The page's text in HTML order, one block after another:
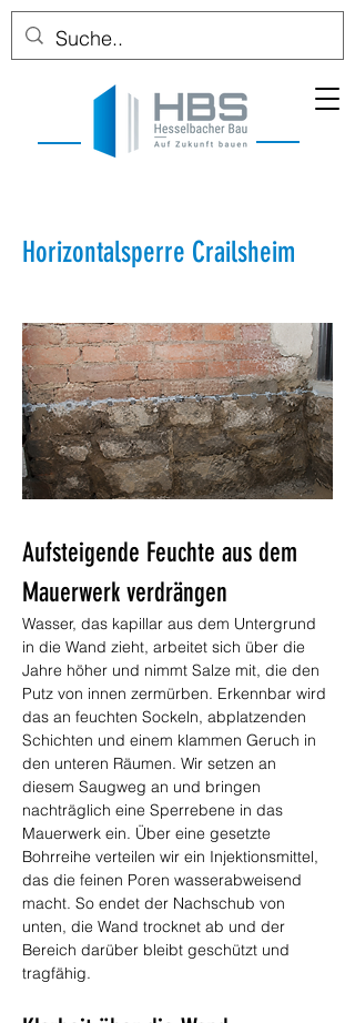
Horizontalsperre Crailsheim
Aufsteigende Feuchte aus dem
Mauerwerk verdrängen
Wasser, das kapillar aus dem Untergrund
in die Wand zieht, arbeitet sich über die
Jahre höher und nimmt Salze mit, die den
Putz von innen zermürben. Erkennbar wird
das an feuchten Sockeln, abplatzenden
Schichten und einem klammen Geruch in
den unteren Räumen. Wir setzen an
diesem Saugweg an und bringen
nachträglich eine Sperrebene in das
Mauerwerk ein. Über eine gesetzte
Bohrreihe verteilen wir ein Injektionsmittel,
das die feinen Poren wasserabweisend
macht. So endet der Nachschub von
unten, die Wand trocknet ab und der
Bereich darüber bleibt geschützt und
tragfähig.